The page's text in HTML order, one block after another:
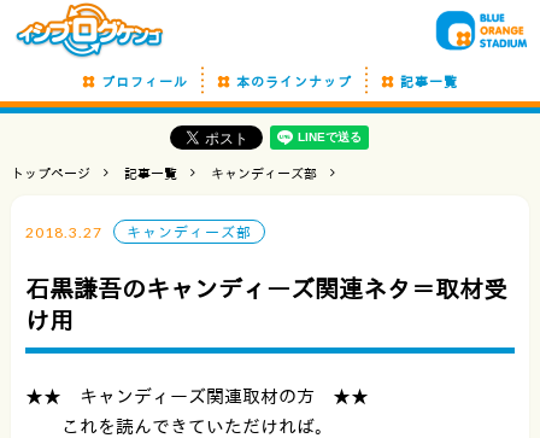
プロフィール 本のラインナップ 記事一覧
トップページ 記事一覧 キャンディーズ部
2018.3.27 キャンディーズ部
石黒謙吾のキャンディーズ関連ネタ＝取材受
け用
★★ キャンディーズ関連取材の方 ★★
これを読んできていただければ。